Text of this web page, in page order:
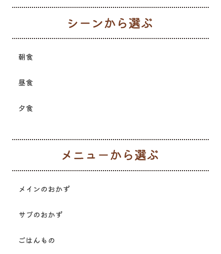
朝食
昼食
夕食
メインのおかず
サブのおかず
ごはんもの